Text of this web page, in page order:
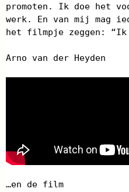
promoten. Ik doe het
werk. En van mij mag
het filmpje zeggen: “Ik
Arno van der Heyden
…en de film